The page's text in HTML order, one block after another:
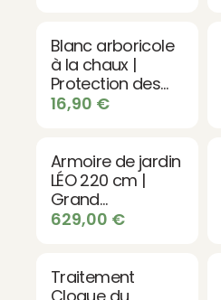
Blanc arboricole
à la chaux |
Protection des
arbres contres
16,90 €
Armoire de jardin
LÉO 220 cm |
Grand
rangement bois
629,00 €
Traitement